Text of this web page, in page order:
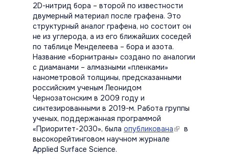
2D-нитрид бора – второй по известности
двумерный материал после графена. Это
структурный аналог графена, но состоит он
не из углерода, а из его ближайших соседей
по таблице Менделеева – бора и азота.
Название «борнитраны» создано по аналогии
с диаманами – алмазными «пленками»
нанометровой толщины, предсказанными
российским ученым Леонидом
Чернозатонским в 2009 году и
синтезированными в 2019-м. Работа группы
ученых, поддержанная программой
«Приоритет-2030», была опубликована(link is
в
высокорейтинговом научном журнале
Applied Surface Science.